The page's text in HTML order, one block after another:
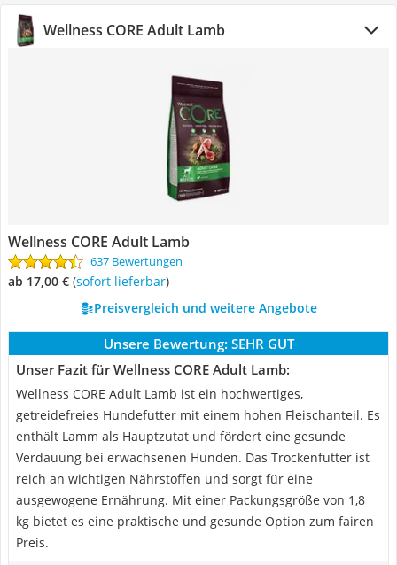
Wellness CORE Adult Lamb
Wellness CORE Adult Lamb
637 Bewertungen
ab 17,00 € ( Sofort lieferbar)
Preisvergleich und weitere Angebote
Unsere Bewertung: SEHR GUT
Unser Fazit für Wellness CORE Adult Lamb:
Wellness CORE Adult Lamb ist ein hochwertiges,
getreidefreies Hundefutter mit einem hohen Fleischanteil. Es
enthält Lamm als Hauptzutat und fördert eine gesunde
Verdauung bei erwachsenen Hunden. Das Trockenfutter ist
reich an wichtigen Nährstoffen und sorgt für eine
ausgewogene Ernährung. Mit einer Packungsgröße von 1,8
kg bietet es eine praktische und gesunde Option zum fairen
Preis.